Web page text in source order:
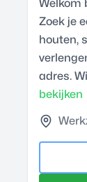
Welkom
Zoek je
houten,
adres.
bekijken